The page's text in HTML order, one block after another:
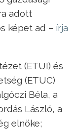
adott
képet ad – írja
(ETUI) és
(ETUC)
Béla, a
László, a
elnöke;